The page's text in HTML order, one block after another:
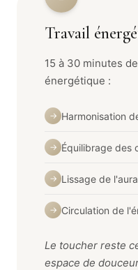
Travail
15 à 30 minutes
énergétique :
→ Harmonisation
→ Équilibrage des
→ Lissage de l'aura
→ Circulation de
Le toucher reste
espace de